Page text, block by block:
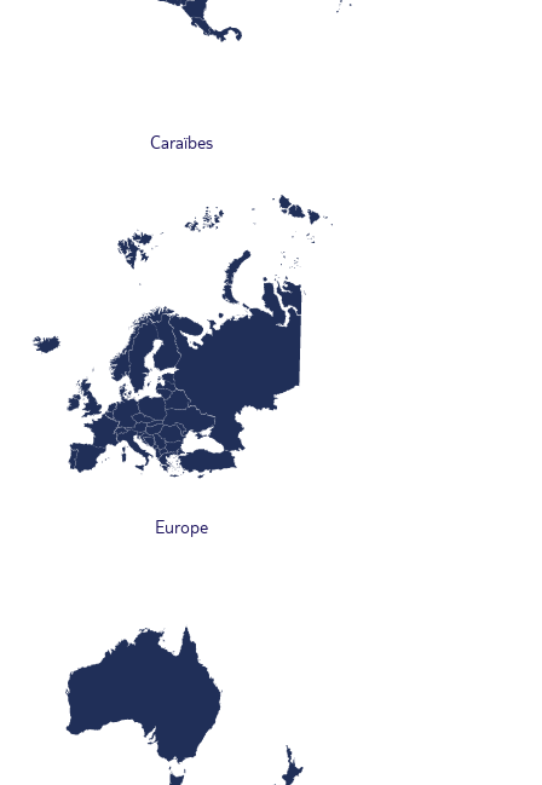
Caraïbes
Europe